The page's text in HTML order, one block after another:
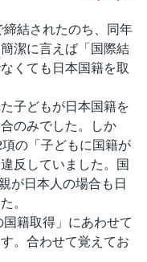
結されたのち、同年
潔に言えば「国際結
くても日本国籍を取
子どもが日本国籍を
のみでした。しか
の「子どもに国籍が
反していました。国
が日本人の場合も日
。
籍取得」にあわせて
。合わせて覚えてお